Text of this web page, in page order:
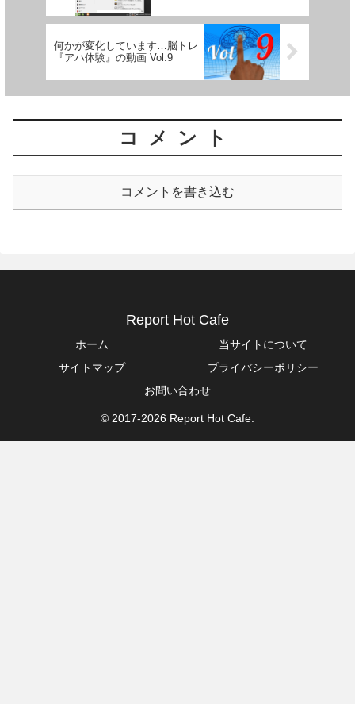
何かが変化しています…脳トレ
『アハ体験』の動画 Vol.9
コメント
コメントを書き込む
Report Hot Cafe
ホーム
当サイトについて
サイトマップ
プライバシーポリシー
お問い合わせ
© 2017-2026 Report Hot Cafe.